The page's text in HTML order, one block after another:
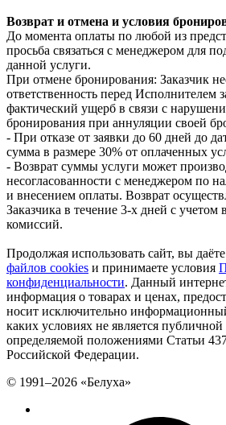
Возврат и отмена и условия
До момента оплаты по любой из
просьба связаться с менеджером для
данной услуги.
При отмене бронирования: Заказчик
ответственность перед Исполнителем
фактический ущерб в связи с
бронирования при аннуляции своей
- При отказе от заявки до 60 дней до
сумма в размере 30% от оплаченных
- Возврат суммы услуги может
несогласованности с менеджером по
и внесением оплаты. Возврат
Заказчика в течение 3-х дней с учетом
комиссий.
Продолжая использовать сайт, вы даёте
файлов cookies и принимаете условия
конфиденциальности. Данный
информация о товарах и ценах,
носит исключительно
каких условиях не является
определяемой положениями Статьи
Российской Федерации.
© 1991–2026 «Белуха»